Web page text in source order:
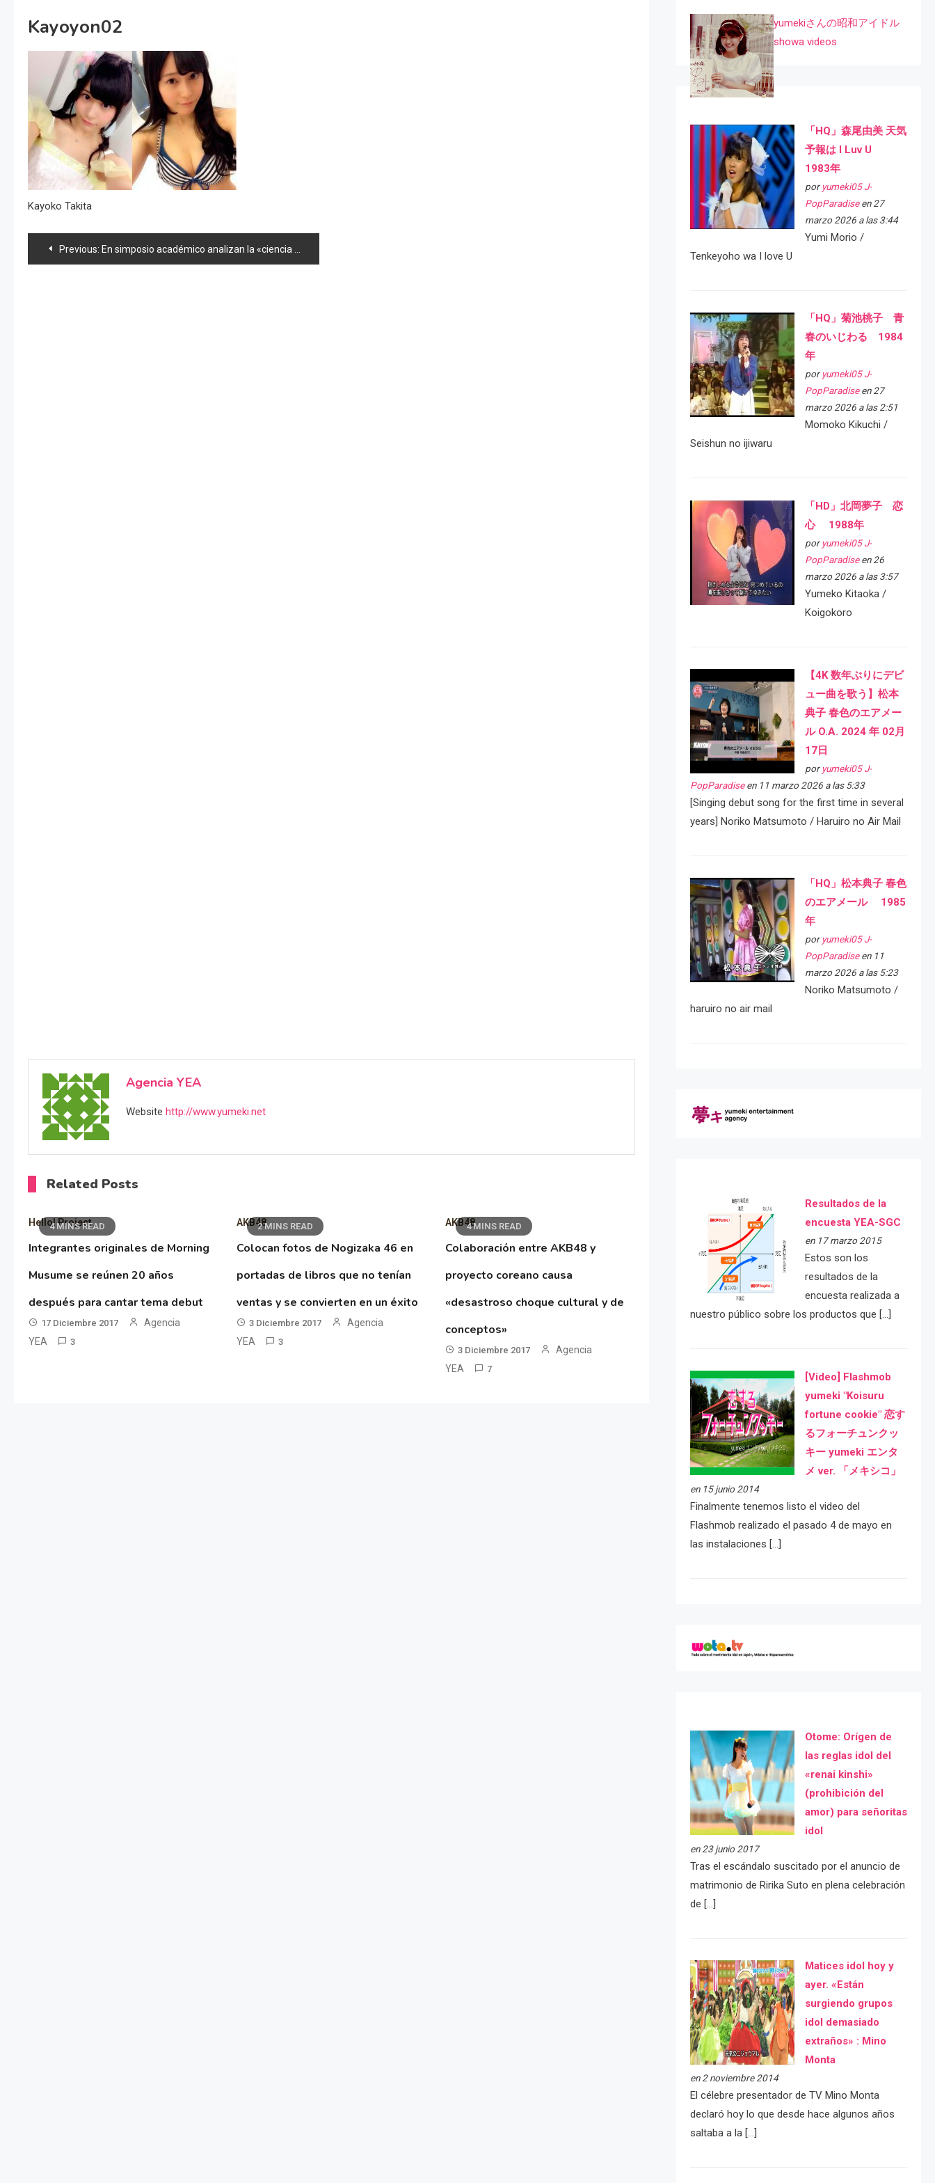
Kayoyon02
Kayoko Takita
Navegación
Previous: En simposio académico analizan la «ciencia social computacional» de las idol japonesas
Agencia YEA
Website http://www.yumeki.net
Related Posts
4 MINS READ
Hello! Project
Integrantes originales de Morning
Musume se reúnen 20 años
después para cantar tema debut
17 Diciembre 2017
Agencia
YEA
3
2 MINS READ
AKB48
Colocan fotos de Nogizaka 46 en
portadas de libros que no tenían
ventas y se convierten en un éxito
3 Diciembre 2017
Agencia
YEA
3
4 MINS READ
AKB48
Colaboración entre AKB48 y
proyecto coreano causa
«desastroso choque cultural y de
conceptos»
3 Diciembre 2017
Agencia
YEA
7
yumekiさんの昭和アイドル
showa videos
「HQ」森尾由美 天気
予報は I Luv U
1983年
por yumeki05 J-
PopParadiseen 27
marzo 2026 a las 3:44
Yumi Morio /
Tenkeyoho wa I love U
「HQ」菊池桃子 青
春のいじわる 1984
年
por yumeki05 J-
PopParadiseen 27
marzo 2026 a las 2:51
Momoko Kikuchi /
Seishun no ijiwaru
「HD」北岡夢子 恋
心 1988年
por yumeki05 J-
PopParadiseen 26
marzo 2026 a las 3:57
Yumeko Kitaoka /
Koigokoro
【4K 数年ぶりにデビ
ュー曲を歌う】松本
典子 春色のエアメー
ル O.A. 2024 年 02月
17日
por yumeki05 J-
PopParadiseen 11 marzo 2026 a las 5:33
[Singing debut song for the first time in several
years] Noriko Matsumoto / Haruiro no Air Mail
「HQ」松本典子 春色
のエアメール 1985
年
por yumeki05 J-
PopParadiseen 11
marzo 2026 a las 5:23
Noriko Matsumoto /
haruiro no air mail
Resultados de la
encuesta YEA-SGC
en 17 marzo 2015
Estos son los
resultados de la
encuesta realizada a
nuestro público sobre los productos que […]
[Video] Flashmob
yumeki "Koisuru
fortune cookie" 恋す
るフォーチュンクッ
キー yumeki エンタ
メ ver. 「メキシコ」
en 15 junio 2014
Finalmente tenemos listo el video del
Flashmob realizado el pasado 4 de mayo en
las instalaciones […]
Otome: Orígen de
las reglas idol del
«renai kinshi»
(prohibición del
amor) para señoritas
idol
en 23 junio 2017
Tras el escándalo suscitado por el anuncio de
matrimonio de Ririka Suto en plena celebración
de […]
Matices idol hoy y
ayer. «Están
surgiendo grupos
idol demasiado
extraños» : Mino
Monta
en 2 noviembre 2014
El célebre presentador de TV Mino Monta
declaró hoy lo que desde hace algunos años
saltaba a la […]